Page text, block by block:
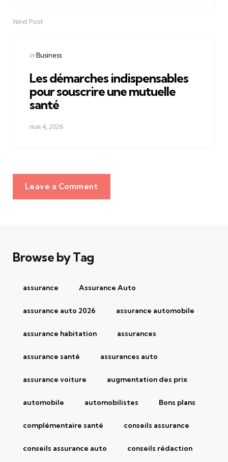
Next Post
Posted
inBusiness
Les démarches indispensables
pour souscrire une mutuelle
santé
mai 4, 2026
Leave a Comment
Browse by Tag
assurance Assurance Auto
assurance auto 2026 assurance automobile
assurance habitation assurances
assurance santé assurances auto
assurance voiture augmentation des prix
automobile automobilistes Bons plans
complémentaire santé conseils assurance
conseils assurance auto conseils rédaction